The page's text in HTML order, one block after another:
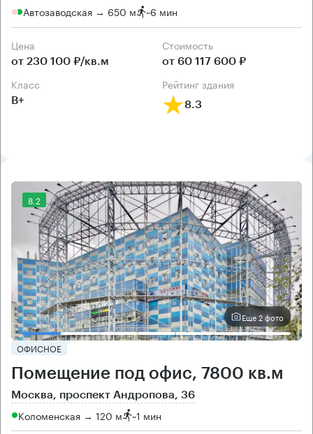
Автозаводская → 650 м ~6 мин
Цена
от 230 100 ₽/кв.м
Cтоимость
от 60 117 600 ₽
класс
B+
рейтинг здания
8.3
8.2
Еще 2 фото
ОФИСНОЕ
Помещение под офис, 7800 кв.м
Москва, проспект Андропова, 36
Коломенская → 120 м ~1 мин